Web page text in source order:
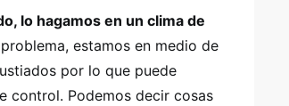
lo hagamos en un clima de
estamos en medio de
por lo que puede
control. Podemos decir cosas